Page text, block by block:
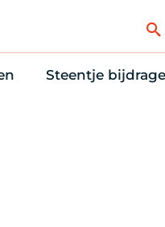
Steentje
Schenken,